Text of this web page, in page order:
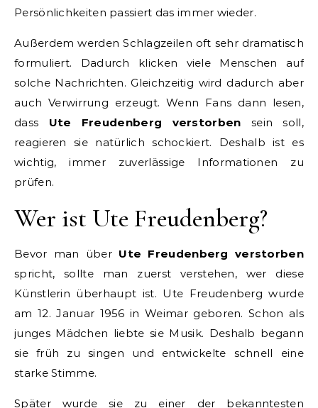
Persönlichkeiten passiert das immer wieder.
Außerdem werden Schlagzeilen oft sehr dramatisch
formuliert. Dadurch klicken viele Menschen auf
solche Nachrichten. Gleichzeitig wird dadurch aber
auch Verwirrung erzeugt. Wenn Fans dann lesen,
dass Ute Freudenberg verstorben sein soll,
reagieren sie natürlich schockiert. Deshalb ist es
wichtig, immer zuverlässige Informationen zu
prüfen.
Wer ist Ute Freudenberg?
Bevor man über Ute Freudenberg verstorben
spricht, sollte man zuerst verstehen, wer diese
Künstlerin überhaupt ist. Ute Freudenberg wurde
am 12. Januar 1956 in Weimar geboren. Schon als
junges Mädchen liebte sie Musik. Deshalb begann
sie früh zu singen und entwickelte schnell eine
starke Stimme.
Später wurde sie zu einer der bekanntesten